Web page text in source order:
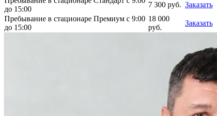
до 15:00
7 300 руб. Заказать
Пребывание в стационаре Премиум с 9:00
до 15:00
18 000
руб.
Заказать